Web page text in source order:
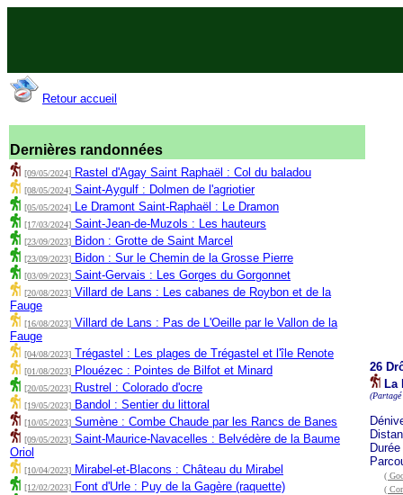
Retour accueil
Dernières randonnées
[09/05/2024] Rastel d'Agay Saint Raphaël : Col du baladou
[08/05/2024] Saint-Aygulf : Dolmen de l'agriotier
[05/05/2024] Le Dramont Saint-Raphaël : Le Dramon
[17/03/2024] Saint-Jean-de-Muzols : Les hauteurs
[23/09/2023] Bidon : Grotte de Saint Marcel
[23/09/2023] Bidon : Sur le Chemin de la Grosse Pierre
[03/09/2023] Saint-Gervais : Les Gorges du Gorgonnet
[20/08/2023] Villard de Lans : Les cabanes de Roybon et de la
Fauge
[16/08/2023] Villard de Lans : Pas de L'Oeille par le Vallon de la
Fauge
[04/08/2023] Trégastel : Les plages de Trégastel et l'île Renote
[01/08/2023] Plouézec : Pointes de Bilfot et Minard
[20/05/2023] Rustrel : Colorado d'ocre
[19/05/2023] Bandol : Sentier du littoral
[10/05/2023] Sumène : Combe Chaude par les Rancs de Banes
[09/05/2023] Saint-Maurice-Navacelles : Belvédère de la Baume
Oriol
[10/04/2023] Mirabel-et-Blacons : Château du Mirabel
[12/02/2023] Font d'Urle : Puy de la Gagère (raquette)
26
La
(
(